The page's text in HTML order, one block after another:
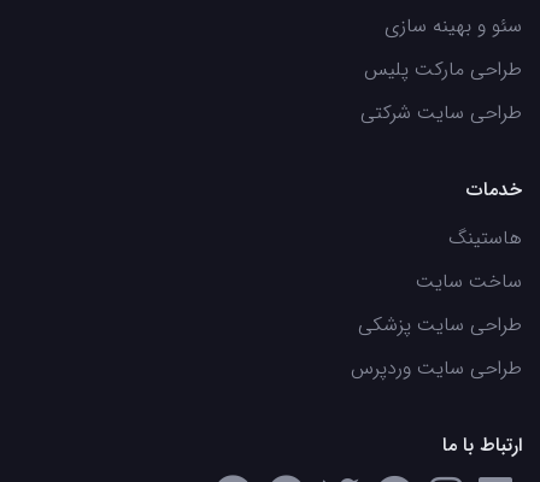
سئو و بهینه سازی
طراحی مارکت پلیس
طراحی سایت شرکتی
خدمات
هاستینگ
ساخت سایت
طراحی سایت پزشکی
طراحی سایت وردپرس
ارتباط با ما